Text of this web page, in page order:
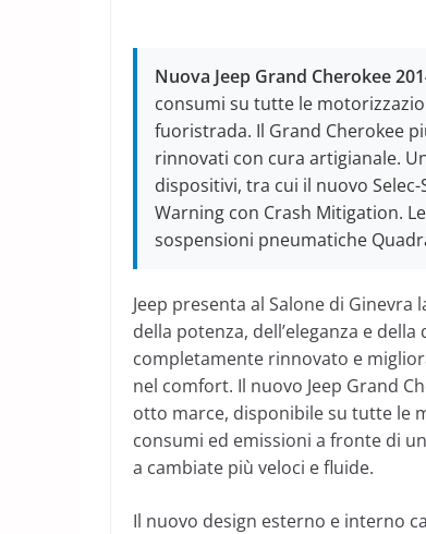
Nuova Jeep Grand Cherokee
consumi su tutte le
fuoristrada. Il Grand Cherokee
rinnovati con cura artigianale.
dispositivi, tra cui il nuovo
Warning con Crash Mitigation.
sospensioni pneumatiche
Jeep presenta al Salone di Ginevra
della potenza, dell’eleganza e
completamente rinnovato e
nel comfort. Il nuovo Jeep Grand
otto marce, disponibile su tutte le
consumi ed emissioni a fronte di
a cambiate più veloci e fluide.
Il nuovo design esterno e interno